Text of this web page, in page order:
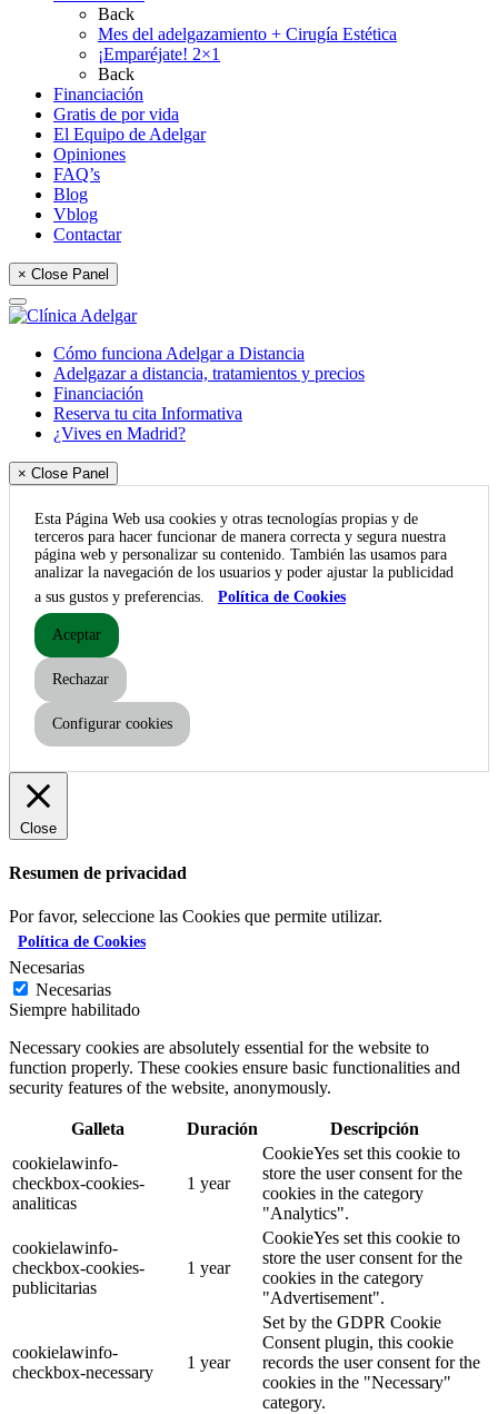
Back
Mes del adelgazamiento + Cirugía Estética
¡Emparéjate! 2×1
Back
Financiación
Gratis de por vida
El Equipo de Adelgar
Opiniones
FAQ’s
Blog
Vblog
Contactar
× Close Panel
Cómo funciona Adelgar a Distancia
Adelgazar a distancia, tratamientos y precios
Financiación
Reserva tu cita Informativa
¿Vives en Madrid?
× Close Panel
Esta Página Web usa cookies y otras tecnologías propias y de
terceros para hacer funcionar de manera correcta y segura nuestra
página web y personalizar su contenido. También las usamos para
analizar la navegación de los usuarios y poder ajustar la publicidad
a sus gustos y preferencias.
Política de Cookies
Aceptar
Rechazar
Configurar cookies
Close
Resumen de privacidad
Por favor, seleccione las Cookies que permite utilizar.
Política de Cookies
Necesarias
Necesarias
Siempre habilitado
Necessary cookies are absolutely essential for the website to
function properly. These cookies ensure basic functionalities and
security features of the website, anonymously.
Galleta Duración
Descripción
cookielawinfo-
checkbox-cookies-
analiticas
1 year
CookieYes set this cookie to
store the user consent for the
cookies in the category
"Analytics".
cookielawinfo-
checkbox-cookies-
publicitarias
1 year
CookieYes set this cookie to
store the user consent for the
cookies in the category
"Advertisement".
cookielawinfo-
checkbox-necessary
1 year
Set by the GDPR Cookie
Consent plugin, this cookie
records the user consent for the
cookies in the "Necessary"
category.